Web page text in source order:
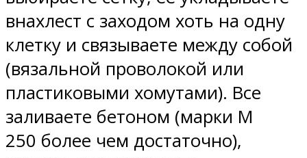
внахлест с заходом хоть на одну
клетку и связываете между собой
(вязальной проволокой или
пластиковыми хомутами). Все
заливаете бетоном (марки М
250 более чем достаточно),